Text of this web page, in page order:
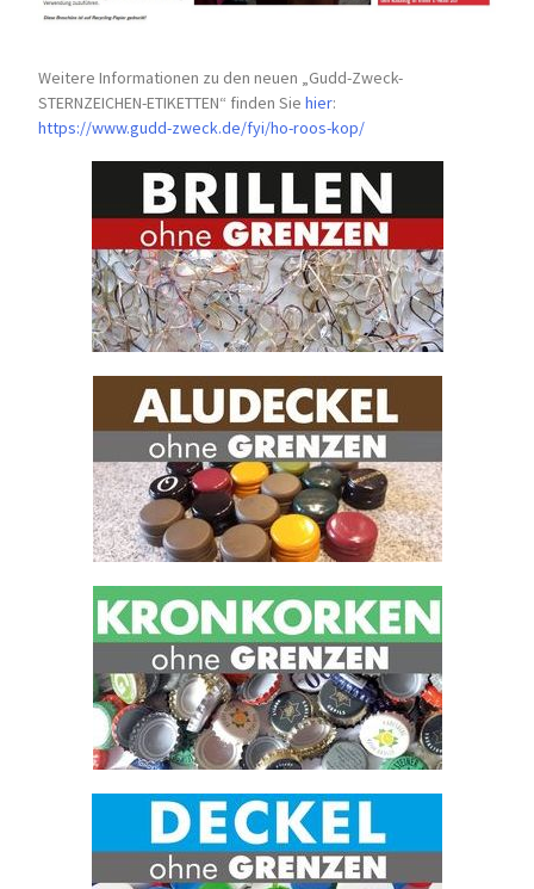
Weitere Informationen zu den neuen „Gudd-Zweck-
STERNZEICHEN-ETIKETTEN“ finden Siehier:
https://www.gudd-zweck.de/fyi/ho-roos-kop/